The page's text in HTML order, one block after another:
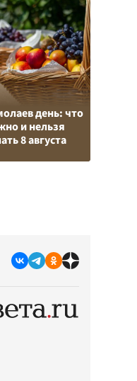
день: что
и нельзя
8 августа